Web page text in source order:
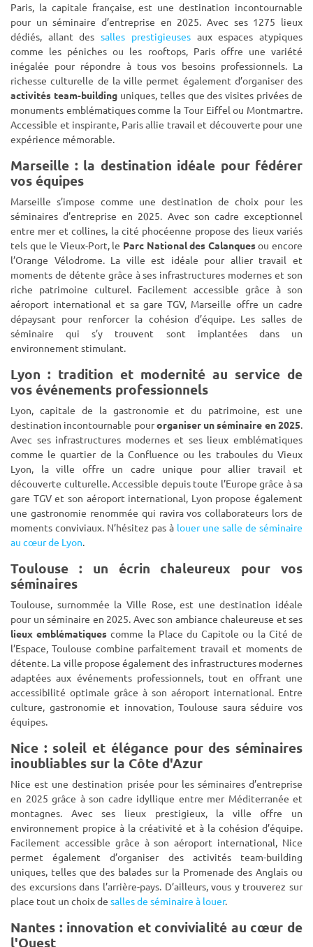
Paris, la capitale française, est une destination incontournable
pour un séminaire d’entreprise en 2025. Avec ses 1275 lieux
dédiés, allant dessalles prestigieusesaux espaces atypiques
comme les péniches ou les rooftops, Paris offre une variété
inégalée pour répondre à tous vos besoins professionnels. La
richesse culturelle de la ville permet également d’organiser des
activités team-buildinguniques, telles que des visites privées de
monuments emblématiques comme la Tour Eiffel ou Montmartre.
Accessible et inspirante, Paris allie travail et découverte pour une
expérience mémorable.
Marseille : la destination idéale pour fédérer
vos équipes
Marseille s’impose comme une destination de choix pour les
séminaires d’entreprise en 2025. Avec son cadre exceptionnel
entre mer et collines, la cité phocéenne propose des lieux variés
tels que le Vieux-Port, le Parc National des Calanquesou encore
l’Orange Vélodrome. La ville est idéale pour allier travail et
moments de détente grâce à ses infrastructures modernes et son
riche patrimoine culturel. Facilement accessible grâce à son
aéroport international et sa gare TGV, Marseille offre un cadre
dépaysant pour renforcer la cohésion d’équipe. Les salles de
séminaire qui s’y trouvent sont implantées dans un
environnement stimulant.
Lyon : tradition et modernité au service de
vos événements professionnels
Lyon, capitale de la gastronomie et du patrimoine, est une
destination incontournable pourorganiser un séminaire en 2025.
Avec ses infrastructures modernes et ses lieux emblématiques
comme le quartier de la Confluence ou les traboules du Vieux
Lyon, la ville offre un cadre unique pour allier travail et
découverte culturelle. Accessible depuis toute l’Europe grâce à sa
gare TGV et son aéroport international, Lyon propose également
une gastronomie renommée qui ravira vos collaborateurs lors de
moments conviviaux. N’hésitez pas à louer une salle de séminaire
au cœur de Lyon.
Toulouse : un écrin chaleureux pour vos
séminaires
Toulouse, surnommée la Ville Rose, est une destination idéale
pour un séminaire en 2025. Avec son ambiance chaleureuse et ses
lieux emblématiques comme la Place du Capitole ou la Cité de
l’Espace, Toulouse combine parfaitement travail et moments de
détente. La ville propose également des infrastructures modernes
adaptées aux événements professionnels, tout en offrant une
accessibilité optimale grâce à son aéroport international. Entre
culture, gastronomie et innovation, Toulouse saura séduire vos
équipes.
Nice : soleil et élégance pour des séminaires
inoubliables sur la Côte d'Azur
Nice est une destination prisée pour les séminaires d’entreprise
en 2025 grâce à son cadre idyllique entre mer Méditerranée et
montagnes. Avec ses lieux prestigieux, la ville offre un
environnement propice à la créativité et à la cohésion d’équipe.
Facilement accessible grâce à son aéroport international, Nice
permet également d’organiser des activités team-building
uniques, telles que des balades sur la Promenade des Anglais ou
des excursions dans l’arrière-pays. D’ailleurs, vous y trouverez sur
place tout un choix de salles de séminaire à louer.
Nantes : innovation et convivialité au cœur de
l'Ouest